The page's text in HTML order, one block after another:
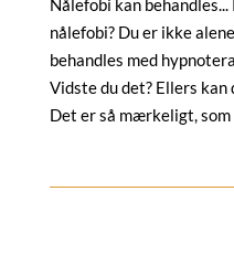
Nålefobi kan
nålefobi? Du er ikke
behandles med
Vidste du det? Ellers
Det er så mærkeligt, som